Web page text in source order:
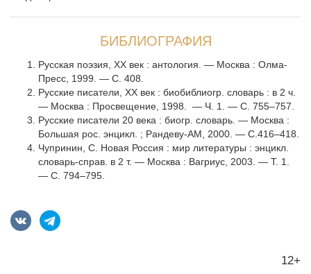
БИБЛИОГРАФИЯ
Русская поэзия, ХХ век : антология. — Москва : Олма-
Пресс, 1999. — С. 408.
Русские писатели, ХХ век : биобиблиогр. словарь : в 2 ч.
— Москва : Просвещение, 1998. — Ч. 1. — С. 755–757.
Русские писатели 20 века : биогр. словарь. — Москва :
Большая рос. энцикл. ; Рандеву-АМ, 2000. — С.416–418.
Чупринин, С. Новая Россия : мир литературы : энцикл.
словарь-справ. в 2 т. — Москва : Вагриус, 2003. — Т. 1.
— С. 794–795.
12+